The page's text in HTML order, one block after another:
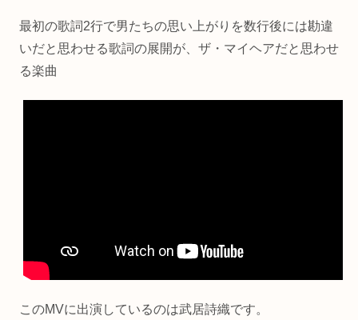
最初の歌詞2行で男たちの思い上がりを数行後には勘違
いだと思わせる歌詞の展開が、ザ・マイヘアだと思わせ
る楽曲
このMVに出演しているのは武居詩織です。